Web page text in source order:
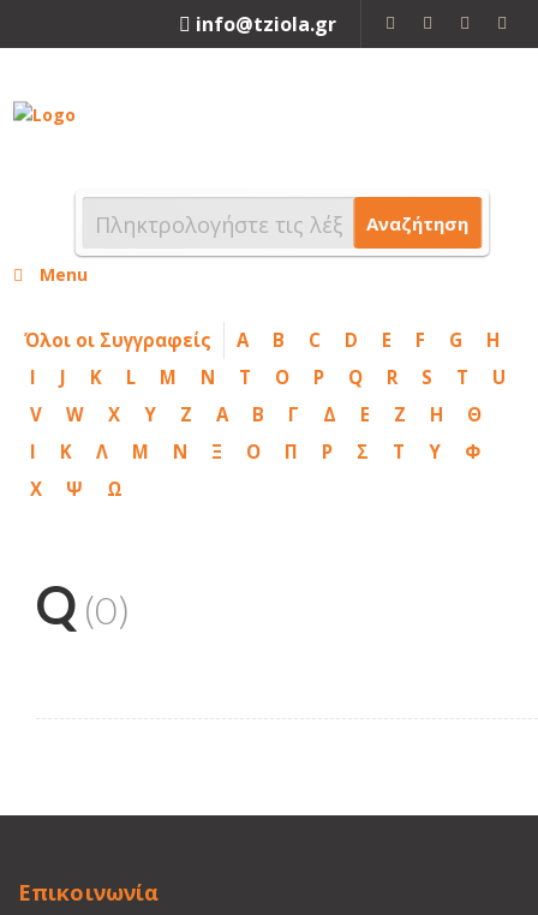
info@tziola.gr
Αναζήτηση
Menu
Όλοι οι Συγγραφείς A B C D E F G
H
I
J K L M N T O P Q R S T
U
V
W X Y Z Α Β Γ Δ Ε Ζ Η
Θ
Ι
Κ Λ Μ Ν Ξ Ο Π Ρ Σ Τ Υ
Φ
Χ
Ψ Ω
Q (0)
Επικοινωνία